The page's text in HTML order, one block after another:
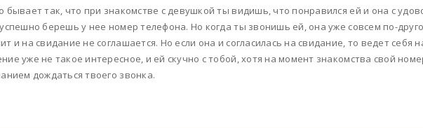
бывает так, что при знакомстве с девушкой ты видишь, что понравился ей и она с
берешь у нее номер телефона. Но когда ты звонишь ей, она уже совсем по-
и на свидание не соглашается. Но если она и согласилась на свидание, то ведет себя
уже не такое интересное, и ей скучно с тобой, хотя на момент знакомства свой
дождаться твоего звонка.